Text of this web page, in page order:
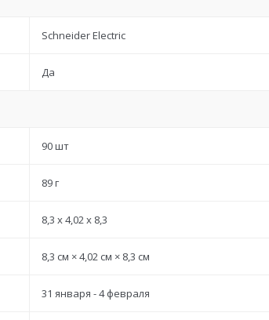
Schneider Electric
Да
90 шт
89 г
8,3 x 4,02 x 8,3
8,3 см × 4,02 см × 8,3 см
31 января - 4 февраля